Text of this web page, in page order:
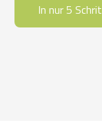
In nur 5